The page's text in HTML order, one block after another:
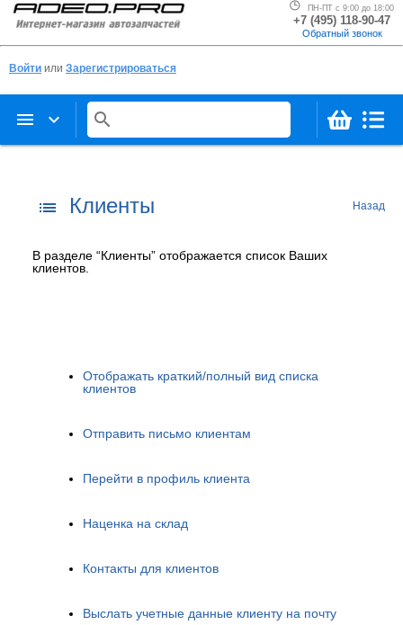
ПН-ПТ с 9:00 до 18:00
+7 (495) 118-90-47
Обратный звонок
Войти или Зарегистрироваться
menu keyboard_arrow_down search
list Клиенты Назад
В разделе “Клиенты” отображается список Ваших
клиентов.
Отображать краткий/полный вид списка
клиентов
Отправить письмо клиентам
Перейти в профиль клиента
Наценка на склад
Контакты для клиентов
Выслать учетные данные клиенту на почту